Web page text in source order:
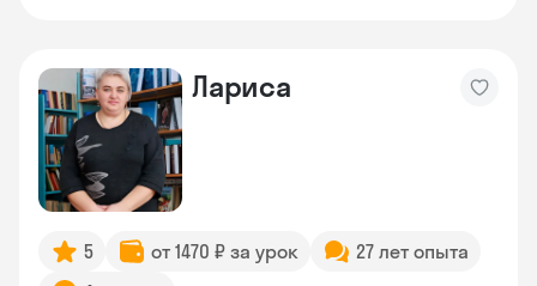
Лариса
5 от 1470 ₽ за урок
27 лет опыта